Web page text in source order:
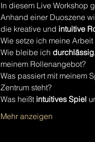
In diesem Live Workshop
Anhand einer Duoszene
die kreative und intuitive
Wie setze ich meine
Wie bleibe ich
meinem Rollenangebot?
Was passiert mit meinem
Zentrum steht?
Was heißt intuitives Spiel
Mehr anzeigen